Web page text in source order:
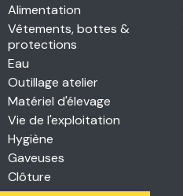
Alimentation
Vêtements, bottes &
protections
Eau
Outillage atelier
Matériel d'élevage
Vie de l'exploitation
Hygiène
Gaveuses
Clôture